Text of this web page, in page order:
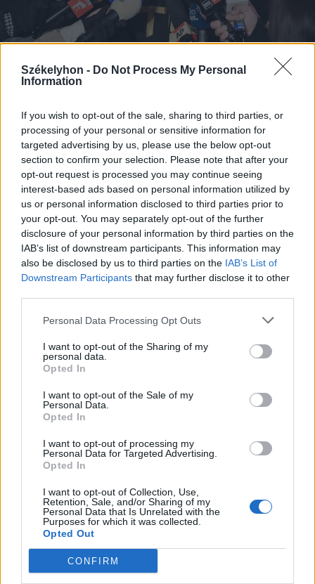
Székelyhon - Do Not Process My Personal
Information
If you wish to opt-out of the sale, sharing to third parties, or
processing of your personal or sensitive information for
targeted advertising by us, please use the below opt-out
section to confirm your selection. Please note that after your
opt-out request is processed you may continue seeing
interest-based ads based on personal information utilized by
us or personal information disclosed to third parties prior to
your opt-out. You may separately opt-out of the further
disclosure of your personal information by third parties on the
IAB’s list of downstream participants. This information may
also be disclosed by us to third parties on the IAB’s List of
Downstream Participants that may further disclose it to other
Personal Data Processing Opt Outs
I want to opt-out of the Sharing of my
personal data.
Opted In
I want to opt-out of the Sale of my
Personal Data.
Opted In
I want to opt-out of processing my
Personal Data for Targeted Advertising.
Opted In
I want to opt-out of Collection, Use,
Retention, Sale, and/or Sharing of my
Personal Data that Is Unrelated with the
Purposes for which it was collected.
Opted Out
CONFIRM
2026. július 19., vasárnap
súlyos bűncselekményekkel vádolt
Tate testvéreket
2026. július 17., péntek
Mostantól börtönök őrzésére is
Izraelben